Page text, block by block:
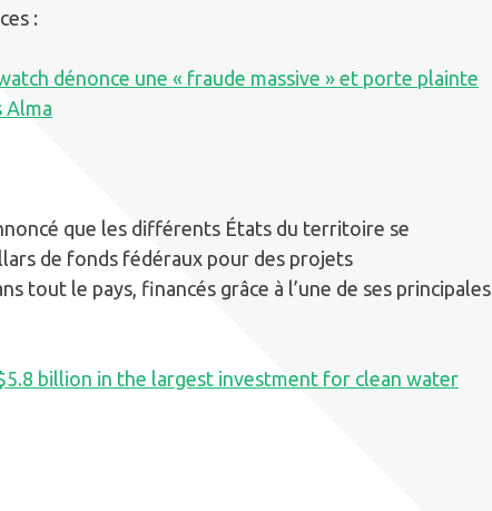
:
dénonce une « fraude massive » et porte plainte
Alma
que les différents États du territoire se
de fonds fédéraux pour des projets
tout le pays, financés grâce à l’une de ses principales
billion in the largest investment for clean water